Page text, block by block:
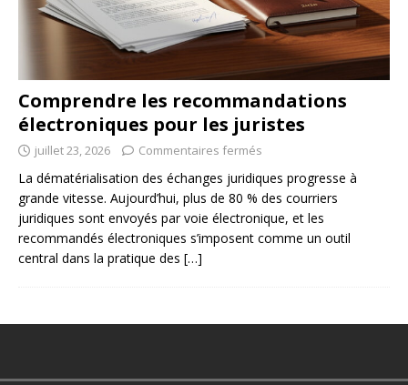
Comprendre les recommandations
électroniques pour les juristes
juillet 23, 2026 Commentaires fermés
La dématérialisation des échanges juridiques progresse à
grande vitesse. Aujourd’hui, plus de 80 % des courriers
juridiques sont envoyés par voie électronique, et les
recommandés électroniques s’imposent comme un outil
central dans la pratique des […]